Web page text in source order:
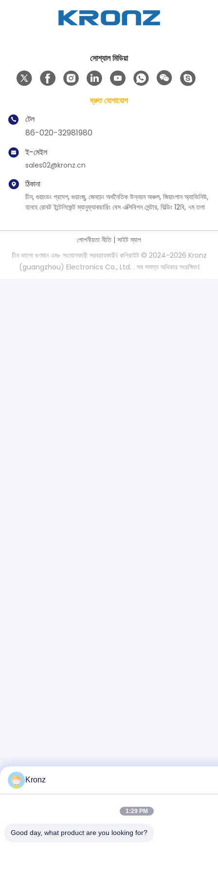
সোশ্যাল মিডিয়া
দ্রুত যোগাযোগ
টেল
86-020-32981980
ই-মেইল
sales02@kronz.cn
ঠিকানা
চীন, গুয়াংডং প্রদেশ, গুয়াংজু, জেনচেং অর্থনৈতিক উন্নয়ন অঞ্চল, জিয়াংশান অ্যাভিনিউ,
হানহে রোবট ইন্টেলিজেন্ট ম্যানুফ্যাকচারিং বেস এক্সিবিশন সেন্টার, বিল্ডিং 12বি, ৭ম তলা
গোপনীয়তা নীতি| সাইট ম্যাপ
চীন ভালো গুণমান এম৮ সংযোগকারী সরবরাহকারী। কপিরাইট © 2024-2026 Kronz
(guangzhou) Electronics Co., Ltd. . সব সমস্ত অধিকার সংরক্ষিত।
Kronz
1:29 PM
Good day, what product are you looking for?